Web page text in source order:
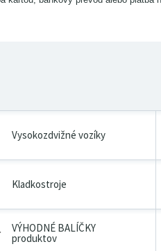
Vysokozdvižné vozíky
Kladkostroje
VÝHODNÉ BALÍČKY
produktov